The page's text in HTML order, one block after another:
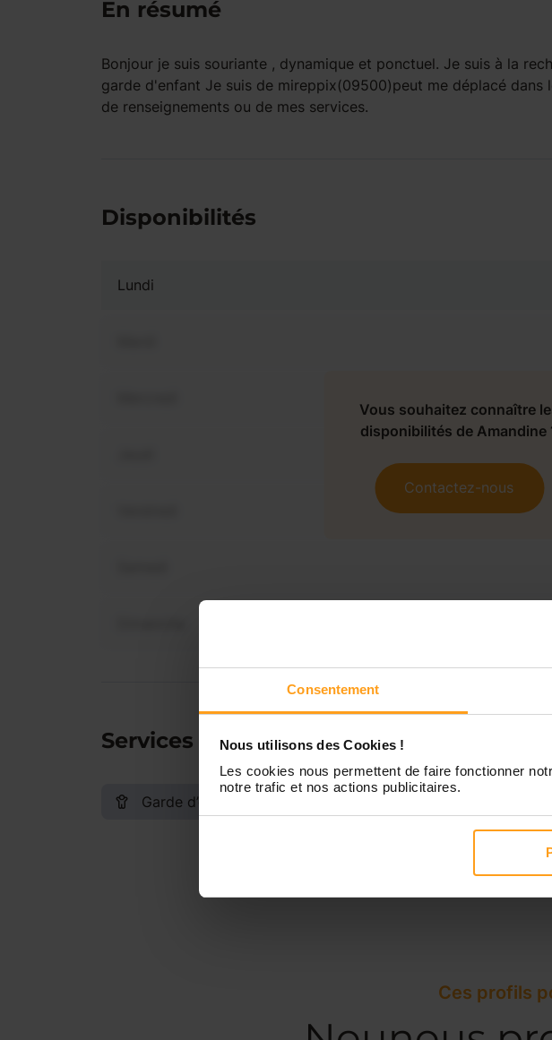
Consentement
Nous utilisons des Cookies !
Les cookies nous permettent de faire fonctionner
notre trafic et nos actions publicitaires.
En résumé
Bonjour je suis souriante , dynamique et ponctuel. Je suis à la
garde d'enfant Je suis de mireppix(09500)peut me déplacé dans
de renseignements ou de mes services.
Disponibilités
Lundi
Vous souhaitez connaître
disponibilités de Amandine
Contactez-nous
Services proposés
Garde d’enfants
Ces profils